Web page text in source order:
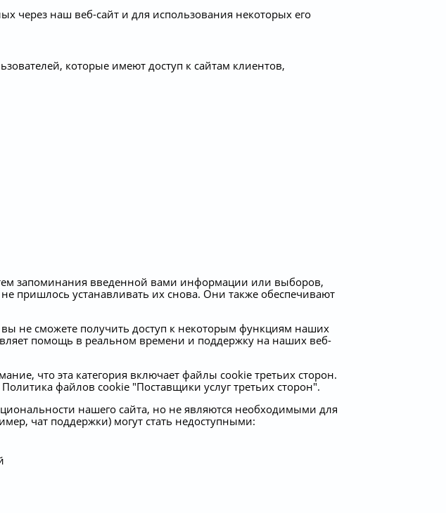
через наш веб-сайт и для использования некоторых его
которые имеют доступ к сайтам клиентов,
запоминания введенной вами информации или выборов,
пришлось устанавливать их снова. Они также обеспечивают
не сможете получить доступ к некоторым функциям наших
помощь в реальном времени и поддержку на наших веб-
что эта категория включает файлы cookie третьих сторон.
файлов cookie "Поставщики услуг третьих сторон".
нашего сайта, но не являются необходимыми для
чат поддержки) могут стать недоступными: